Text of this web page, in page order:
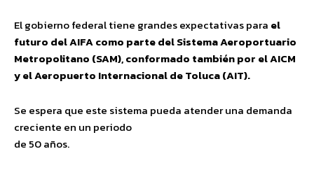
El gobierno federal tiene grandes expectativas para el
futuro del AIFA como parte del Sistema Aeroportuario
Metropolitano (SAM), conformado también por el AICM
y el Aeropuerto Internacional de Toluca (AIT).
Se espera que este sistema pueda atender una demanda
creciente en un periodo
de 50 años.